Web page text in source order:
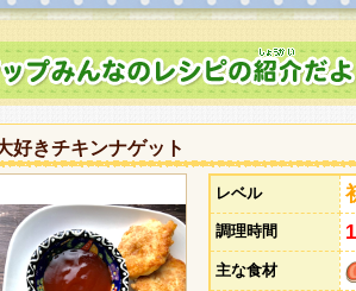
好きチキンナゲット
レベル
調理時間
主な食材